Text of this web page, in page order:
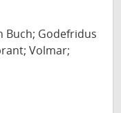
Buch; Godefridus
Volmar;